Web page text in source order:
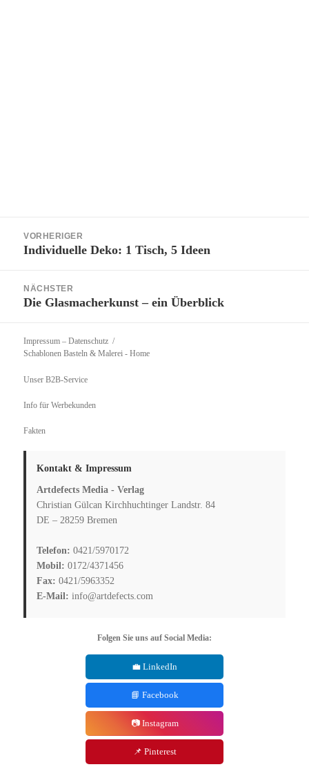
VORHERIGER
Vorheriger
Individuelle Deko: 1 Tisch, 5 Ideen
NÄCHSTER
Nächster
Die Glasmacherkunst – ein Überblick
Impressum – Datenschutz
Schablonen Basteln & Malerei - Home
Unser B2B-Service
Info für Werbekunden
Fakten
Kontakt & Impressum
Artdefects Media - Verlag
Christian Gülcan Kirchhuchtinger Landstr. 84
DE – 28259 Bremen
Telefon: 0421/5970172
Mobil: 0172/4371456
Fax: 0421/5963352
E-Mail: info@artdefects.com
Folgen Sie uns auf Social Media:
💼 LinkedIn
📘 Facebook
📷 Instagram
📌 Pinterest